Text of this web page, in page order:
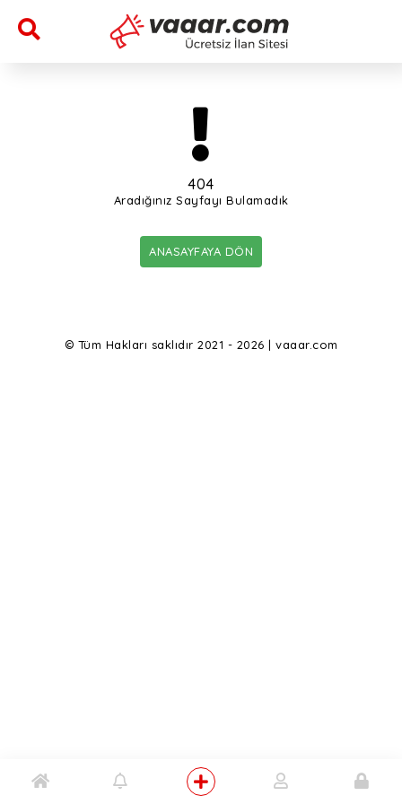
404
Aradığınız Sayfayı Bulamadık
ANASAYFAYA DÖN
© Tüm Hakları saklıdır 2021 - 2026 | vaaar.com